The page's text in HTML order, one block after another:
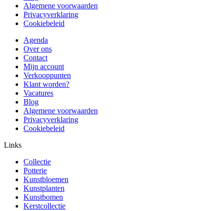
Algemene voorwaarden
Privacyverklaring
Cookiebeleid
Agenda
Over ons
Contact
Mijn account
Verkooppunten
Klant worden?
Vacatures
Blog
Algemene voorwaarden
Privacyverklaring
Cookiebeleid
Links
Collectie
Potterie
Kunstbloemen
Kunstplanten
Kunstbomen
Kerstcollectie